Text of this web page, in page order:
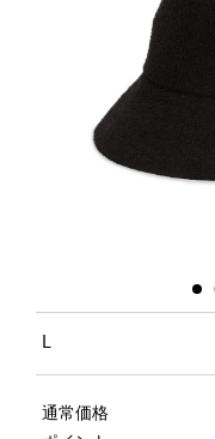
L
通常価格